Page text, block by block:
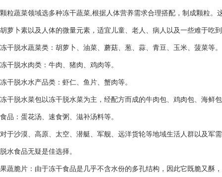
颗粒蔬菜领域选多种冻干蔬菜,根据人体营养需求合理搭配，制成颗粒。
胡萝卜素以及人体的微量元素，适宜儿童、老人、病人以及一些难于吃
冻干脱水蔬菜类：胡萝卜、油菜、蘑菇、葱、蒜、青豆、玉米、菠菜等。
冻干脱水肉类：牛肉、猪肉、鸡肉等。
冻干脱水水产品类：虾仁、鱼片、蟹肉等。
冻干脱水菜包以冻干脱水菜为主，经配方而成的牛肉包、鸡肉包、海鲜
食品：蛋花汤、速食粥、滋补汤料等。
对于沙漠、高原、太空、潜艇、军舰、远洋货轮等地域生活人群以及军
脱水食品无疑是佳选择。
果蔬脆片：由于冻干食品是几乎不含水份的多孔结构，因此它既脆又酥